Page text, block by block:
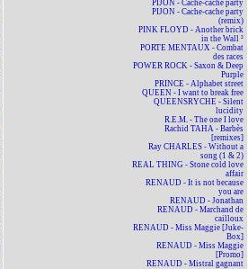
PIJON - Cache-cache party
PIJON - Cache-cache party
(remix)
PINK FLOYD - Another brick
in the Wall ²
PORTE MENTAUX - Combat
des races
POWER ROCK - Saxon & Deep
Purple
PRINCE - Alphabet street
QUEEN - I want to break free
QUEENSRYCHE - Silent
lucidity
R.E.M. - The one I love
Rachid TAHA - Barbès
[remixes]
Ray CHARLES - Without a
song (1 & 2)
REAL THING - Stone cold love
affair
RENAUD - It is not because
you are
RENAUD - Jonathan
RENAUD - Marchand de
cailloux
RENAUD - Miss Maggie [Juke-
Box]
RENAUD - Miss Maggie
[Promo]
RENAUD - Mistral gagnant